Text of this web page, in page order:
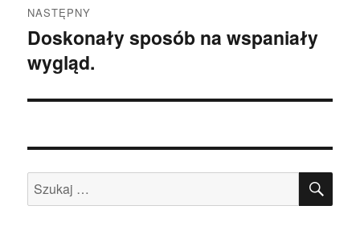
NASTĘPNY
Następny
wpis:
Doskonały sposób na wspaniały
wygląd.
Szukaj: